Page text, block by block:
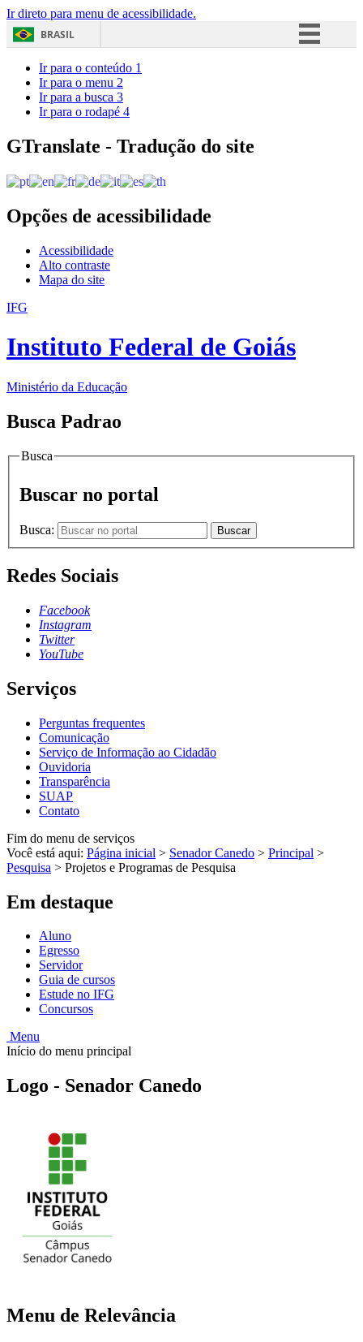
Ir direto para menu de acessibilidade.
BRASIL
Acesso à informação
Ir para o conteúdo 1
Ir para o menu 2
Ir para a busca 3
Ir para o rodapé 4
GTranslate - Tradução do site
Opções de acessibilidade
Acessibilidade
Alto contraste
Mapa do site
IFG
Instituto Federal de Goiás
Ministério da Educação
Busca Padrao
Busca
Buscar no portal
Busca: Buscar
Redes Sociais
Facebook
Instagram
Twitter
YouTube
Serviços
Perguntas frequentes
Comunicação
Serviço de Informação ao Cidadão
Ouvidoria
Transparência
SUAP
Contato
Fim do menu de serviços
Você está aqui: Página inicial > Senador Canedo > Principal >
Pesquisa > Projetos e Programas de Pesquisa
Em destaque
Aluno
Egresso
Servidor
Guia de cursos
Estude no IFG
Concursos
Menu
Início do menu principal
Logo - Senador Canedo
Menu de Relevância